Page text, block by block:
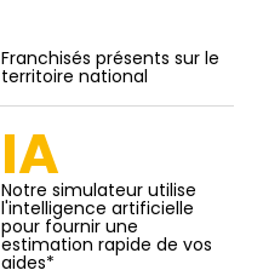
Franchisés présents sur le
territoire national
IA
Notre simulateur utilise
l'intelligence artificielle
pour fournir une
estimation rapide de vos
aides*